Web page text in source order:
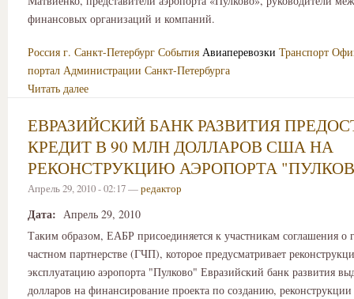
финансовых организаций и компаний.
Россия г. Санкт-Петербург События Авиаперевозки Транспорт
портал Администрации Санкт-Петербурга
Читать далее
ЕВРАЗИЙСКИЙ БАНК РАЗВИТИЯ
КРЕДИТ В 90 МЛН ДОЛЛАРОВ США НА
РЕКОНСТРУКЦИЮ АЭРОПОРТА
Апрель 29, 2010 - 02:17 —редактор
Дата: Апрель 29, 2010
Таким образом, ЕАБР присоединяется к участникам соглашения о
частном партнерстве (ГЧП), которое предусматривает
эксплуатацию аэропорта "Пулково" Евразийский банк развития
долларов на финансирование проекта по созданию,